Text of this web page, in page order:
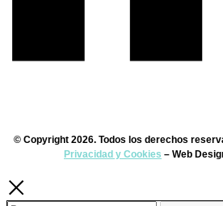
© Copyright 2026. Todos los derechos
Privacidad y Cookies – Web